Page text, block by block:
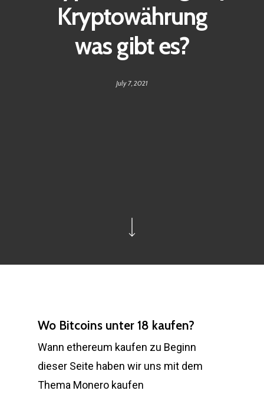
Kryptowährung
was gibt es?
July 7, 2021
Wo Bitcoins unter 18 kaufen?
Wann ethereum kaufen zu Beginn
dieser Seite haben wir uns mit dem
Thema Monero kaufen